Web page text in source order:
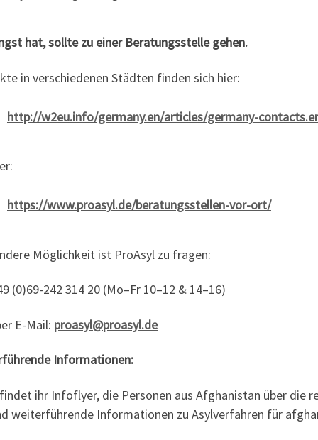
hat, sollte zu einer Beratungsstelle gehen.
in verschiedenen Städten finden sich hier:
http://w2eu.info/germany.en/articles/germany-
https://www.proasyl.de/beratungsstellen-vor-ort/
Möglichkeit ist ProAsyl zu fragen:
(0)69-242 314 20 (Mo–Fr 10–12 & 14–16)
E-Mail: proasyl@proasyl.de
Informationen:
ihr Infoflyer, die Personen aus Afghanistan über die
weiterführende Informationen zu Asylverfahren für